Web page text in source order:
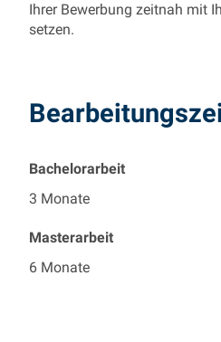
Ihrer Bewerbung zeitnah mit
setzen.
Bachelorarbeit
3 Monate
Masterarbeit
6 Monate